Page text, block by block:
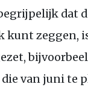
dat
kunt zeggen,
van juni te